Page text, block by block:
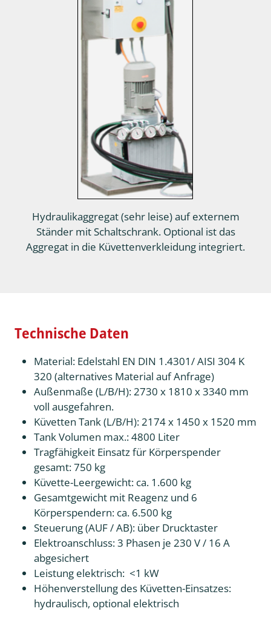
Hydraulikaggregat (sehr leise) auf externem
Ständer mit Schaltschrank. Optional ist das
Aggregat in die Küvettenverkleidung integriert.
Technische Daten
Material: Edelstahl EN DIN 1.4301/ AISI 304 K
320 (alternatives Material auf Anfrage)
Außenmaße (L/B/H): 2730 x 1810 x 3340 mm
voll ausgefahren.
Küvetten Tank (L/B/H): 2174 x 1450 x 1520 mm
Tank Volumen max.: 4800 Liter
Tragfähigkeit Einsatz für Körperspender
gesamt: 750 kg
Küvette-Leergewicht: ca. 1.600 kg
Gesamtgewicht mit Reagenz und 6
Körperspendern: ca. 6.500 kg
Steuerung (AUF / AB): über Drucktaster
Elektroanschluss: 3 Phasen je 230 V / 16 A
abgesichert
Leistung elektrisch: <1 kW
Höhenverstellung des Küvetten-Einsatzes:
hydraulisch, optional elektrisch